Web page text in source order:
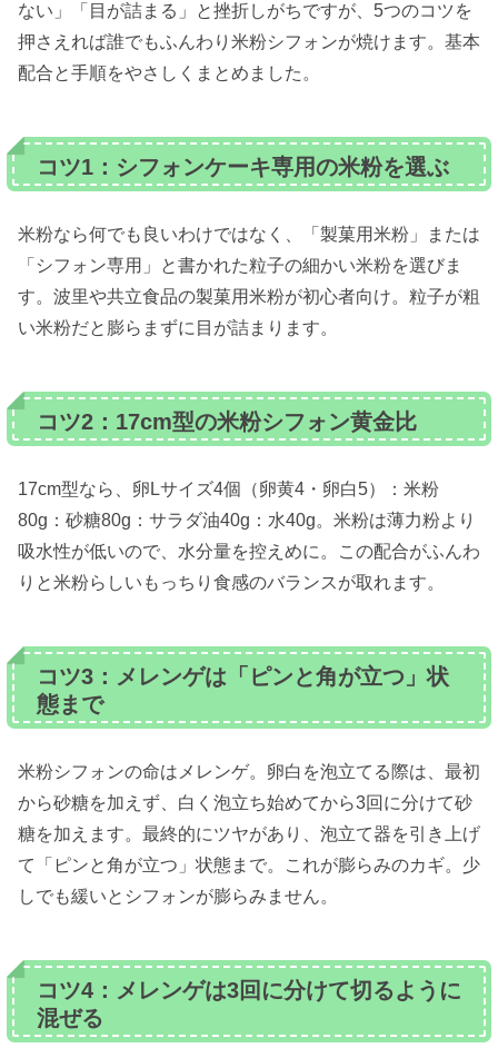
ない」「目が詰まる」と挫折しがちですが、5つのコツを
押さえれば誰でもふんわり米粉シフォンが焼けます。基本
配合と手順をやさしくまとめました。
コツ1：シフォンケーキ専用の米粉を選ぶ
米粉なら何でも良いわけではなく、「製菓用米粉」または
「シフォン専用」と書かれた粒子の細かい米粉を選びま
す。波里や共立食品の製菓用米粉が初心者向け。粒子が粗
い米粉だと膨らまずに目が詰まります。
コツ2：17cm型の米粉シフォン黄金比
17cm型なら、卵Lサイズ4個（卵黄4・卵白5）：米粉
80g：砂糖80g：サラダ油40g：水40g。米粉は薄力粉より
吸水性が低いので、水分量を控えめに。この配合がふんわ
りと米粉らしいもっちり食感のバランスが取れます。
コツ3：メレンゲは「ピンと角が立つ」状
態まで
米粉シフォンの命はメレンゲ。卵白を泡立てる際は、最初
から砂糖を加えず、白く泡立ち始めてから3回に分けて砂
糖を加えます。最終的にツヤがあり、泡立て器を引き上げ
て「ピンと角が立つ」状態まで。これが膨らみのカギ。少
しでも緩いとシフォンが膨らみません。
コツ4：メレンゲは3回に分けて切るように
混ぜる